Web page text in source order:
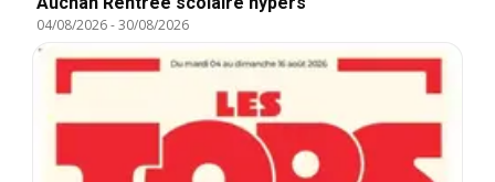
04/08/2026-30/08/2026